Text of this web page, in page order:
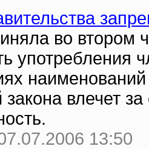
во втором
употребления
закона влечет
13:50